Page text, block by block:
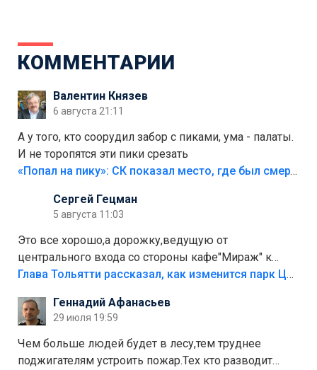
КОММЕНТАРИИ
Валентин Князев
6 августа 21:11
А у того, кто соорудил забор с пиками, ума - палаты.
И не торопятся эти пики срезать
«Попал на пику»: СК показал место, где был смертельно травмирован ребенок в Тольятти
Сергей Гецман
5 августа 11:03
Это все хорошо,а дорожку,ведущую от
центрального входа со стороны кафе"Мираж" к
аттракционам слабо доделать?А то бордюры
лежала в парке и испортилась.Да еще,видимо,часть
украли.
Глава Тольятти рассказал, как изменится парк Центрального района
Геннадий Афанасьев
29 июля 19:59
Чем больше людей будет в лесу,тем труднее
поджигателям устроить пожар.Тех кто разводит